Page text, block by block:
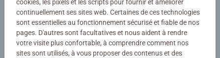
Aucune évaluation n'a encore été
soumise
0/0
cookies, les pixels et les scripts pour fournir et améliorer
continuellement ses sites web. Certaines de ces technologies
sont essentielles au fonctionnement sécurisé et fiable de nos
pages. D'autres sont facultatives et nous aident à rendre
votre visite plus confortable, à comprendre comment nos
sites sont utilisés, à vous proposer des contenus et des